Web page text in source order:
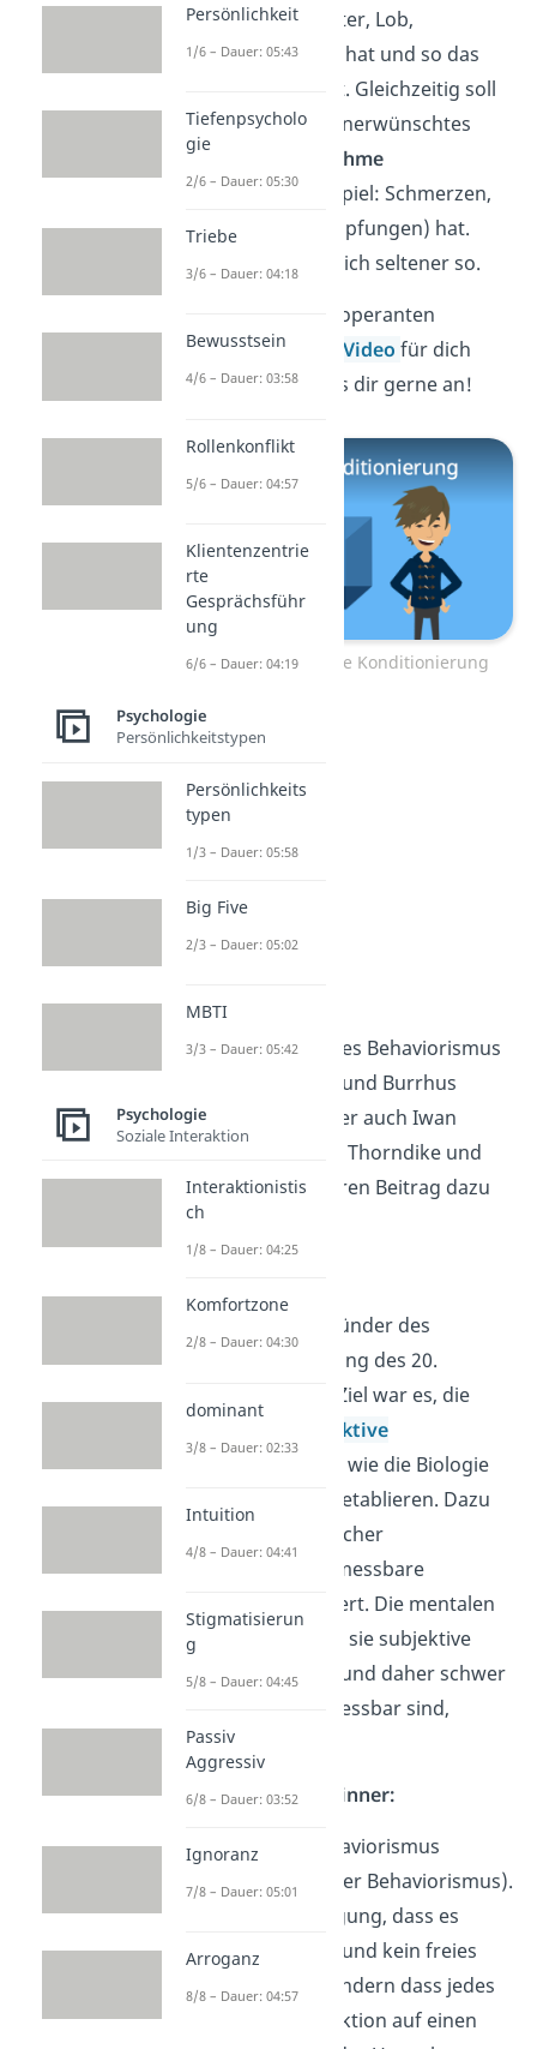
(Beispiel: Essen /Futter, Lob,
Anerkennung, Geld) hat und so das
Verhalten öfter zeigt. Gleichzeitig soll
es lernen, dass ein unerwünschtes
Verhalten
unangenehme
Konsequenzen(Beispiel: Schmerzen,
Hausarrest, Beschimpfungen) hat.
Dadurch verhält es sich seltener so.
Wir haben auch zur operanten
Konditionierung ein Video für dich
vorbereitet. Schau es dir gerne an!
Zum Video: Operante Konditionierung
Wichtige Vertreter des Behaviorismus
sind John B. Watson und Burrhus
Frederic Skinner. Aber auch Iwan
Pawlow, Edward Lee Thorndike und
John Locke haben ihren Beitrag dazu
geleistet.
Watson gilt als Begründer des
Behaviorismus (Anfang des 20.
Jahrhunderts). Sein Ziel war es, die
objektive
Naturwissenschaft – wie die Biologie
oder die Physik – zu etablieren. Dazu
hat er sich auf das sicher
beschreibbare und messbare
Verhalten konzentriert. Die mentalen
Prozesse hat er, weil sie subjektive
Empfindungen sind und daher schwer
bzw. kaum genau messbar sind,
ignoriert.
Burrhus Frederic Skinner:
Skinner hat den Behaviorismus
radikalisiert (Radikaler Behaviorismus).
Er war der Überzeugung, dass es
keinen freien Willen und kein freies
Entscheiden gibt, sondern dass jedes
Verhalten / jede Reaktion auf einen
Persönlichkeit
1/6 – Dauer: 05:43
Tiefenpsycholo
gie
2/6 – Dauer: 05:30
Triebe
3/6 – Dauer: 04:18
Bewusstsein
4/6 – Dauer: 03:58
Rollenkonflikt
5/6 – Dauer: 04:57
Klientenzentrie
rte
Gesprächsführ
ung
6/6 – Dauer: 04:19
Psychologie
Persönlichkeitstypen
Persönlichkeits
typen
1/3 – Dauer: 05:58
Big Five
2/3 – Dauer: 05:02
MBTI
3/3 – Dauer: 05:42
Psychologie
Soziale Interaktion
Interaktionistis
ch
1/8 – Dauer: 04:25
Komfortzone
2/8 – Dauer: 04:30
dominant
3/8 – Dauer: 02:33
Intuition
4/8 – Dauer: 04:41
Stigmatisierun
g
5/8 – Dauer: 04:45
Passiv
Aggressiv
6/8 – Dauer: 03:52
Ignoranz
7/8 – Dauer: 05:01
Arroganz
8/8 – Dauer: 04:57